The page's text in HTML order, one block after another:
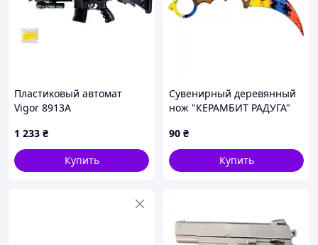
Пластиковый автомат
Vigor 8913A
1 233 ₴
Купить
Сувенирный деревянный
нож "КЕРАМБИТ РАДУГА"
90 ₴
Купить